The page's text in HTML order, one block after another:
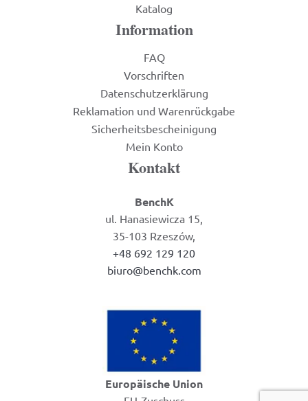
Katalog
Information
FAQ
Vorschriften
Datenschutzerklärung
Reklamation und Warenrückgabe
Sicherheitsbescheinigung
Mein Konto
Kontakt
BenchK
ul. Hanasiewicza 15,
35-103 Rzeszów,
+48 692 129 120
biuro@benchk.com
Europäische Union